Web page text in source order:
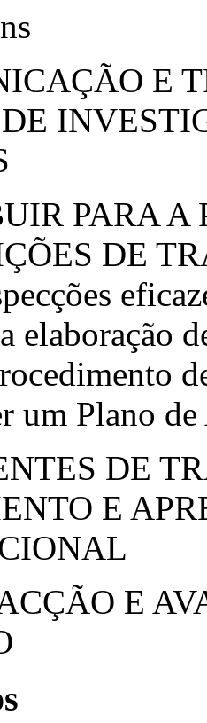
E
DE
PARA
DE
elaboração
um Plano
DE
E
E